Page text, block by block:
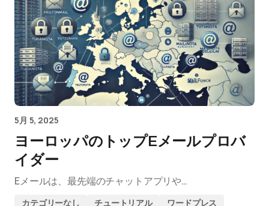
5月 5, 2025
ヨーロッパのトップEメールプロバ
イダー
Eメールは、最先端のチャットアプリや…
カテゴリーなし チュートリアル ワードプレス